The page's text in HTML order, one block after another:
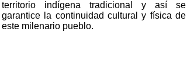
territorio indígena tradicional y así se
garantice la continuidad cultural y física de
este milenario pueblo.